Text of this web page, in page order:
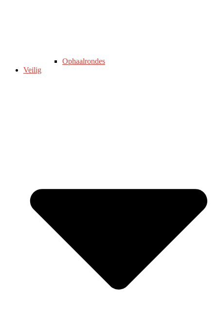
Ophaalrondes
Veilig